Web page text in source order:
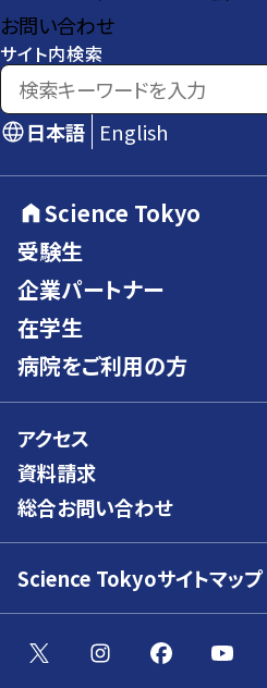
お問い合わせ
サイト内検索
日本語 English
Science Tokyo
受験生
企業パートナー
在学生
病院をご利用の方
アクセス
資料請求
総合お問い合わせ
Science Tokyoサイトマップ